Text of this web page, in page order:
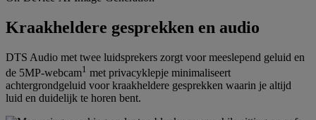
Kraakheldere gesprekken en audio
DTS Audio met twee luidsprekers zorgt voor meeslepend geluid en
de 5MP-webcam1 met privacyklepje minimaliseert
achtergrondgeluid voor kraakheldere gesprekken waarin je altijd
luid en duidelijk te horen bent.